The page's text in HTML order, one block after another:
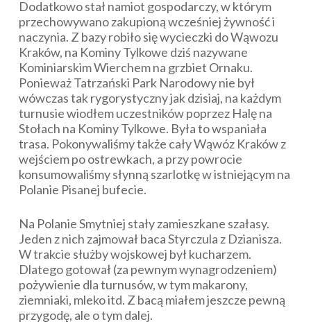
Dodatkowo stał namiot gospodarczy, w którym
przechowywano zakupioną wcześniej żywność i
naczynia. Z bazy robiło się wycieczki do Wąwozu
Kraków, na Kominy Tylkowe dziś nazywane
Kominiarskim Wierchem na grzbiet Ornaku.
Ponieważ Tatrzański Park Narodowy nie był
wówczas tak rygorystyczny jak dzisiaj, na każdym
turnusie wiodłem uczestników poprzez Halę na
Stołach na Kominy Tylkowe. Była to wspaniała
trasa. Pokonywaliśmy także cały Wąwóz Kraków z
wejściem po ostrewkach, a przy powrocie
konsumowaliśmy słynną szarlotkę w istniejącym na
Polanie Pisanej bufecie.
Na Polanie Smytniej stały zamieszkane szałasy.
Jeden z nich zajmował baca Styrczula z Dzianisza.
W trakcie służby wojskowej był kucharzem.
Dlatego gotował (za pewnym wynagrodzeniem)
pożywienie dla turnusów, w tym makarony,
ziemniaki, mleko itd. Z bacą miałem jeszcze pewną
przygodę, ale o tym dalej.